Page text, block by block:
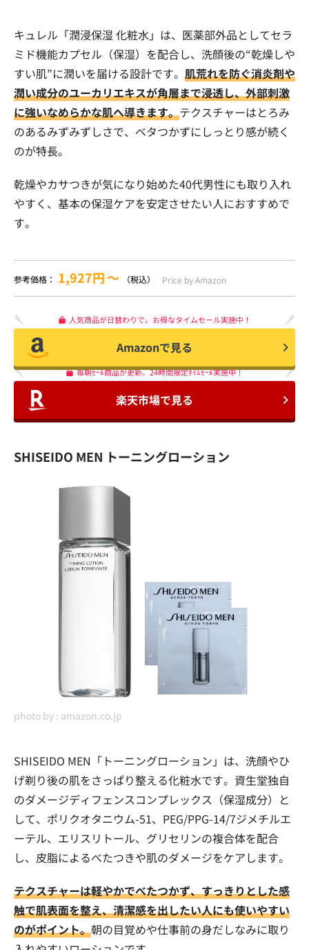
キュレル「潤浸保湿 化粧水」は、医薬部外品としてセラ
ミド機能カプセル（保湿）を配合し、洗顔後の“乾燥しや
すい肌”に潤いを届ける設計です。 肌荒れを防ぐ消炎剤や
潤い成分のユーカリエキスが角層まで浸透し、外部刺激
に強いなめらかな肌へ導きます。テクスチャーはとろみ
のあるみずみずしさで、ベタつかずにしっとり感が続く
のが特長。
乾燥やカサつきが気になり始めた40代男性にも取り入れ
やすく、基本の保湿ケアを安定させたい人におすすめで
す。
参考価格： 1,927円〜 （税込） Price by Amazon
人気商品が日替わりで。お得なタイムセール実施中！
Amazonで見る
毎朝ｾｰﾙ商品が更新。24時間限定ﾀｲﾑｾｰﾙ実施中！
楽天市場で見る
SHISEIDO MEN トーニングローション
photo by : amazon.co.jp
SHISEIDO MEN「トーニングローション」は、洗顔やひ
げ剃り後の肌をさっぱり整える化粧水です。資生堂独自
のダメージディフェンスコンプレックス（保湿成分）と
して、ポリクオタニウム-51、PEG/PPG-14/7ジメチルエ
ーテル、エリスリトール、グリセリンの複合体を配合
し、皮脂によるべたつきや肌のダメージをケアします。
テクスチャーは軽やかでべたつかず、すっきりとした感
触で肌表面を整え、清潔感を出したい人にも使いやすい
のがポイント。朝の目覚めや仕事前の身だしなみに取り